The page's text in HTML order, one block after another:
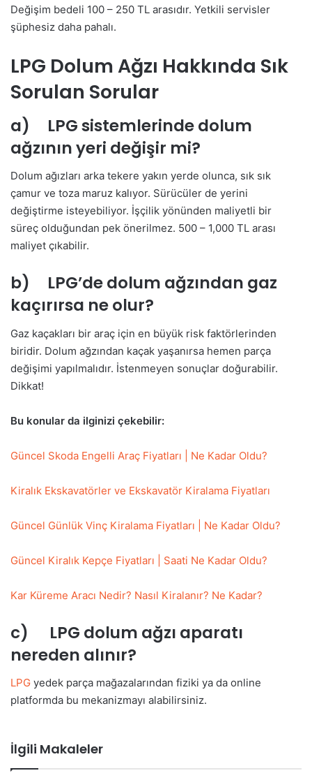
Değişim bedeli 100 – 250 TL arasıdır. Yetkili servisler
şüphesiz daha pahalı.
LPG Dolum Ağzı Hakkında Sık
Sorulan Sorular
a) LPG sistemlerinde dolum
ağzının yeri değişir mi?
Dolum ağızları arka tekere yakın yerde olunca, sık sık
çamur ve toza maruz kalıyor. Sürücüler de yerini
değiştirme isteyebiliyor. İşçilik yönünden maliyetli bir
süreç olduğundan pek önerilmez. 500 – 1,000 TL arası
maliyet çıkabilir.
b) LPG’de dolum ağzından gaz
kaçırırsa ne olur?
Gaz kaçakları bir araç için en büyük risk faktörlerinden
biridir. Dolum ağzından kaçak yaşanırsa hemen parça
değişimi yapılmalıdır. İstenmeyen sonuçlar doğurabilir.
Dikkat!
Bu konular da ilginizi çekebilir:
Güncel Skoda Engelli Araç Fiyatları | Ne Kadar Oldu?
Kiralık Ekskavatörler ve Ekskavatör Kiralama Fiyatları
Güncel Günlük Vinç Kiralama Fiyatları | Ne Kadar Oldu?
Güncel Kiralık Kepçe Fiyatları | Saati Ne Kadar Oldu?
Kar Küreme Aracı Nedir? Nasıl Kiralanır? Ne Kadar?
c) LPG dolum ağzı aparatı
nereden alınır?
LPG yedek parça mağazalarından fiziki ya da online
platformda bu mekanizmayı alabilirsiniz.
İlgili Makaleler